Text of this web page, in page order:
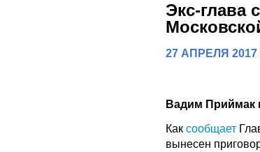
Экс-глава
27 АПРЕЛЯ 2017
Вадим Приймак
Каксообщает
вынесен